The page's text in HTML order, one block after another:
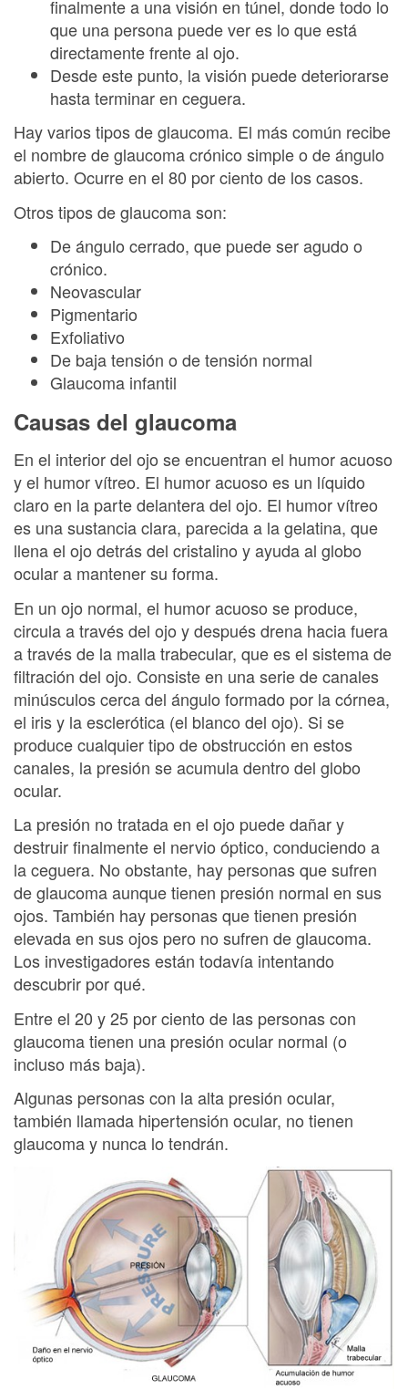
finalmente a una visión en túnel, donde todo lo
que una persona puede ver es lo que está
directamente frente al ojo.
Desde este punto, la visión puede deteriorarse
hasta terminar en ceguera.
Hay varios tipos de glaucoma. El más común recibe
el nombre de glaucoma crónico simple o de ángulo
abierto. Ocurre en el 80 por ciento de los casos.
Otros tipos de glaucoma son:
De ángulo cerrado, que puede ser agudo o
crónico.
Neovascular
Pigmentario
Exfoliativo
De baja tensión o de tensión normal
Glaucoma infantil
Causas del glaucoma
En el interior del ojo se encuentran el humor acuoso
y el humor vítreo. El humor acuoso es un líquido
claro en la parte delantera del ojo. El humor vítreo
es una sustancia clara, parecida a la gelatina, que
llena el ojo detrás del cristalino y ayuda al globo
ocular a mantener su forma.
En un ojo normal, el humor acuoso se produce,
circula a través del ojo y después drena hacia fuera
a través de la malla trabecular, que es el sistema de
filtración del ojo. Consiste en una serie de canales
minúsculos cerca del ángulo formado por la córnea,
el iris y la esclerótica (el blanco del ojo). Si se
produce cualquier tipo de obstrucción en estos
canales, la presión se acumula dentro del globo
ocular.
La presión no tratada en el ojo puede dañar y
destruir finalmente el nervio óptico, conduciendo a
la ceguera. No obstante, hay personas que sufren
de glaucoma aunque tienen presión normal en sus
ojos. También hay personas que tienen presión
elevada en sus ojos pero no sufren de glaucoma.
Los investigadores están todavía intentando
descubrir por qué.
Entre el 20 y 25 por ciento de las personas con
glaucoma tienen una presión ocular normal (o
incluso más baja).
Algunas personas con la alta presión ocular,
también llamada hipertensión ocular, no tienen
glaucoma y nunca lo tendrán.